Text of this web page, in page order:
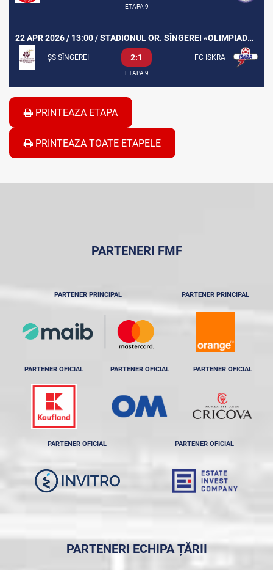
ETAPA 9
22 APR 2026 / 13:00 / STADIONUL OR. SÎNGEREI «OLIMPIADA 80»
ȘS SÎNGEREI 2:1 FC ISKRA
ETAPA 9
PRINTEAZA ETAPA
PRINTEAZA TOATE ETAPELE
PARTENERI FMF
PARTENER PRINCIPAL PARTENER PRINCIPAL
PARTENER OFICIAL PARTENER OFICIAL PARTENER OFICIAL
PARTENER OFICIAL PARTENER OFICIAL
PARTENERI ECHIPA ȚĂRII